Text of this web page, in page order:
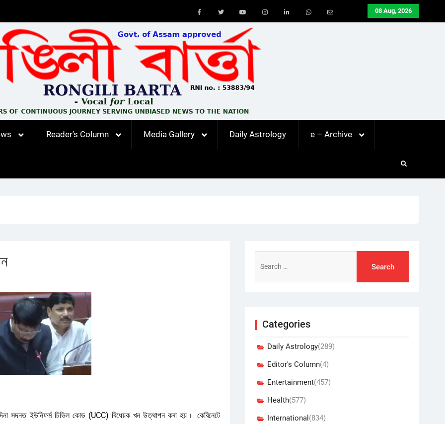
08 Aug, 2026
Youtube
Reader’s Column Media Gallery Daily Astrology e – Archive
সদনত ইউনিফর্ম চিভিল কোড (UCC) বিধেয়ক খন উত্থাপন কৰা হয় ৷ কেবিনেটে
for:
Categories
Daily Astrology(289)
Editor's Column(4)
Entertainment(457)
Health(577)
International (834)